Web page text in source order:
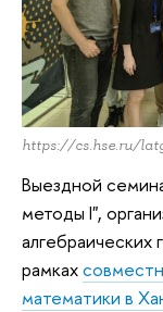
https://cs.hse.ru/
Выездной
методы I",
рамках
математики в